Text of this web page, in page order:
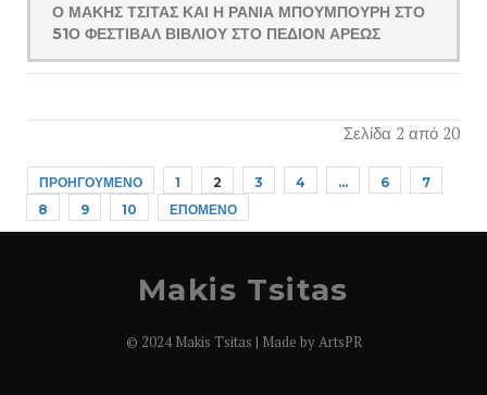
Ο ΜΆΚΗΣ ΤΣΊΤΑΣ ΚΑΙ Η ΡΆΝΙΑ ΜΠΟΥΜΠΟΥΡΉ ΣΤΟ
51Ο ΦΕΣΤΙΒΆΛ ΒΙΒΛΊΟΥ ΣΤΟ ΠΕΔΊΟΝ ΆΡΕΩΣ
Σελίδα 2 από 20
ΠΡΟΗΓΟΎΜΕΝΟ 1 2 3 4 ... 6
7
8
9 10 ΕΠΌΜΕΝΟ
Makis Tsitas
© 2024 Makis Tsitas | Made byArtsPR